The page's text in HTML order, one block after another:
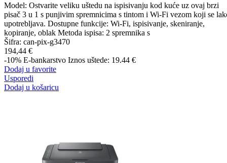
Model: Ostvarite veliku uštedu na ispisivanju kod kuće uz ovaj brzi
pisač 3 u 1 s punjivim spremnicima s tintom i Wi-Fi vezom koji se
upotrebljava. Dostupne funkcije: Wi-Fi, ispisivanje, skeniranje,
kopiranje, oblak Metoda ispisa: 2 spremnika s
Šifra: can-pix-g3470
194,44 €
-10% E-bankarstvo Iznos uštede: 19.44 €
Dodaj u favorite
Usporedi
Dodaj u košaricu